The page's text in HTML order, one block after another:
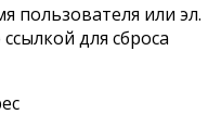
пользователя или эл.
для сброса